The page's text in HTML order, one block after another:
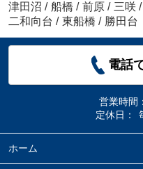
津田沼 / 船橋 / 前原 / 三咲 /
二和向台 / 東船橋 / 勝田台
電話
営業時間：
定休日：
ホーム